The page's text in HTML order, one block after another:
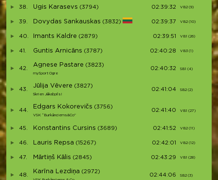
38. Ugis Karasevs (3794) 02:39:32 VB2 (9)
39. Dovydas Sankauskas (3832) 02:39:37 VB2 (10)
40. Imants Kaldre (2879) 02:39:51 VB1 (26)
41. Guntis Arnicāns (3787) 02:40:28 VB3 (1)
42.
Agnese Pastare (3823)
mySport Ogre
02:40:32 SB1 (4) S5
43.
Jūlija Vēvere (3827)
Skrien Jēkabpils!
02:41:04 SB2 (2)
44.
Edgars Kokorevičs (3756)
VSK “Burkānciems&Co”
02:41:40 VB1 (27)
45. Konstantins Cursins (3689) 02:41:52 VB2 (11)
46. Lauris Repsa (15267) 02:42:01 VB2 (12)
47. Mārtiņš Kālis (2845) 02:43:29 VB1 (28)
48.
Karīna Lezdiņa (2972)
02:44:06 SB2 (3)